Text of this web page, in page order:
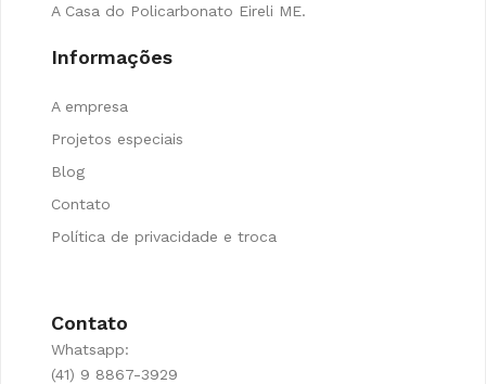
A Casa do Policarbonato Eireli ME.
Informações
A empresa
Projetos especiais
Blog
Contato
Política de privacidade e troca
Contato
Whatsapp:
(41) 9 8867-3929